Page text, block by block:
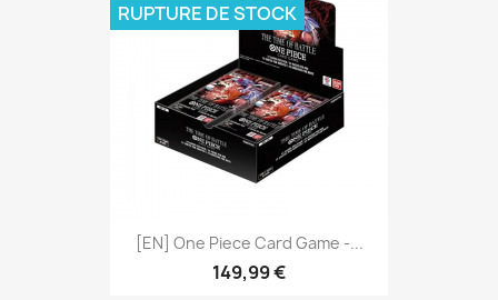
[EN] One Piece Card Game -...
149,99 €
RUPTURE DE STOCK